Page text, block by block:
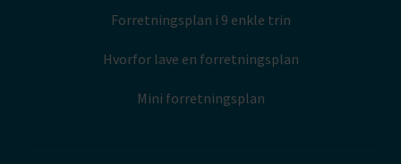
Forretningsplan i 9 enkle trin
Hvorfor lave en forretningsplan
Mini forretningsplan